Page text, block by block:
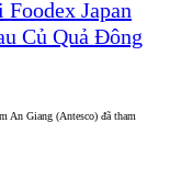
Japan
Củ Quả Đông
An Giang (Antesco) đã tham